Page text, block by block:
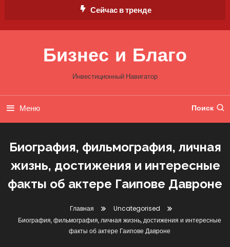
Сейчас в тренде
Бизнес и Благо
Инвестиционный Навигатор
Меню Поиск
Биография, фильмография, личная
жизнь, достижения и интересные
факты об актере Гаипове Давроне
Главная
Uncategorised
Биография, фильмография, личная жизнь, достижения и интересные
факты об актере Гаипове Давроне